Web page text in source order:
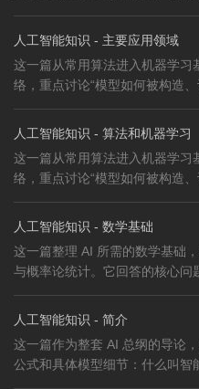
人工智能知识 - 主要应用领域
这一篇从常用算法进入机器学习
络，重点讨论“模型如何被构造
人工智能知识 - 算法和机器学习
这一篇从常用算法进入机器学习
络，重点讨论“模型如何被构造
人工智能知识 - 数学基础
这一篇整理 AI 所需的数学基础
与概率论统计。它回答的核心问
人工智能知识 - 简介
这一篇作为整套 AI 总纲的导论
公式和具体模型细节：什么叫智